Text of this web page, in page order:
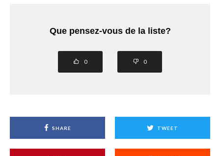
Que pensez-vous de la liste?
0 0
SHARE TWEET